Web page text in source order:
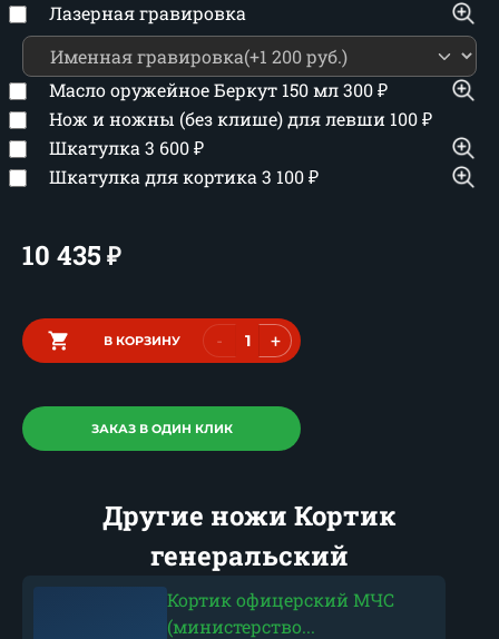
Лазерная гравировка
Масло оружейное Беркут 150 мл300₽
Нож и ножны (без клише) для левши 100₽
Шкатулка 3 600₽
Шкатулка для кортика 3 100₽
10 435 ₽
В КОРЗИНУ - +
ЗАКАЗ В ОДИН КЛИК
Другие ножи Кортик
генеральский
Кортик офицерский МЧС
(министерство...